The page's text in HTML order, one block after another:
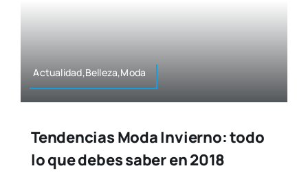
Actualidad,Belleza,Moda
Tendencias Moda Invierno: todo
lo que debes saber en 2018